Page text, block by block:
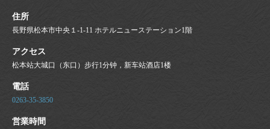
住所
長野県松本市中央１-1-11 ホテルニューステーション1階
アクセス
松本站大城口（东口）步行1分钟，新车站酒店1楼
電話
0263-35-3850
営業時間